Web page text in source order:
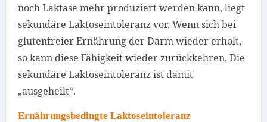
noch Laktase mehr produziert werden kann, liegt
sekundäre Laktoseintoleranz vor. Wenn sich bei
glutenfreier Ernährung der Darm wieder erholt,
so kann diese Fähigkeit wieder zurückkehren. Die
sekundäre Laktoseintoleranz ist damit
„ausgeheilt“.
Ernährungsbedingte Laktoseintoleranz